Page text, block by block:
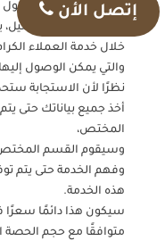
عندما تحتاج إلى الحصول
بالكرتون، عزيزي
خلال خدمة العملاء
والتي يمكن الوصول إليها في غضون 24
نظرًا لأن الاستجابة
أخذ جميع بياناتك حتى
المختص،
وسيقوم القسم المختص
وفهم الخدمة حتى يتم
هذه الخدمة.
سيكون هذا دائمًا سعرًا
متوافقًا مع حجم الحصة
إتصل الأن